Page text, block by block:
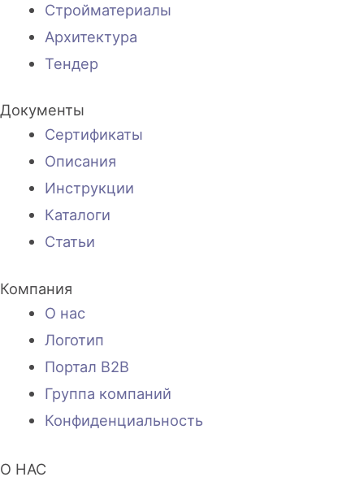
Стройматериалы
Архитектура
Тендер
Документы
Сертификаты
Описания
Инструкции
Каталоги
Статьи
Компания
О нас
Логотип
Портал B2B
Группа компаний
Конфиденциальность
О НАС